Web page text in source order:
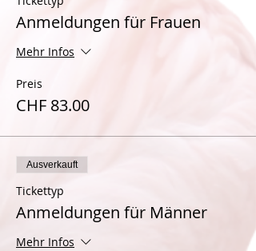
Anmeldungen für Frauen
Mehr Infos
Preis
CHF 83.00
Ausverkauft
Tickettyp
Anmeldungen für Männer
Mehr Infos